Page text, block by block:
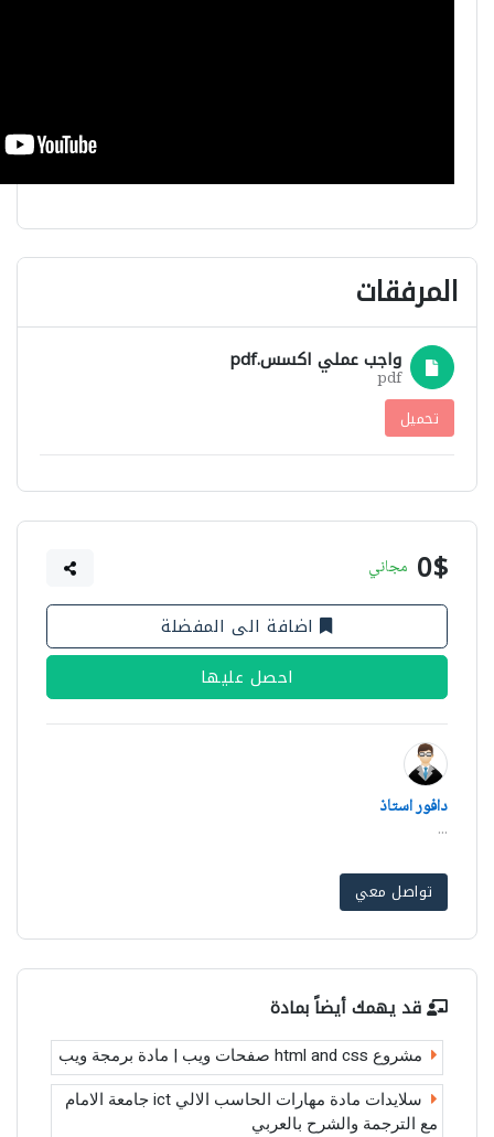
المرفقات
واجب عملي اكسس.pdf
pdf
تحميل
0$ مجاني
اضافة الى المفضلة
احصل عليها
دافور استاذ
...
تواصل معي
قد يهمك أيضاً بمادة
مشروع html and css صفحات ويب | مادة برمجة ويب
سلايدات مادة مهارات الحاسب الالي ict جامعة الامام
مع الترجمة والشرح بالعربي